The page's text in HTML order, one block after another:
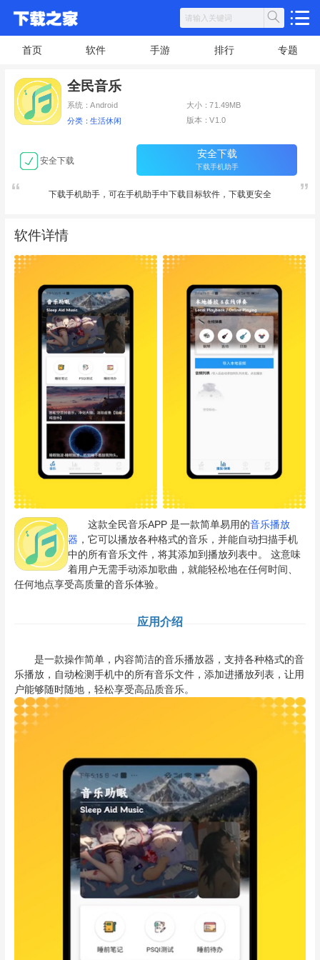
首页 软件 手游 排行 专题
全民音乐
系统：Android 大小：71.49MB
分类：生活休闲 版本：V1.0
安全下载
安全下载
下载手机助手
下载手机助手，可在手机助手中下载目标软件，下载更安全
软件详情
这款全民音乐APP 是一款简单易用的音乐播放
器 ，它可以播放各种格式的音乐，并能自动扫描手机
中的所有音乐文件，将其添加到播放列表中。 这意味
着用户无需手动添加歌曲，就能轻松地在任何时间、
任何地点享受高质量的音乐体验。
应用介绍
是一款操作简单，内容简洁的音乐播放器，支持各种格式的音
乐播放，自动检测手机中的所有音乐文件，添加进播放列表，让用
户能够随时随地，轻松享受高品质音乐。